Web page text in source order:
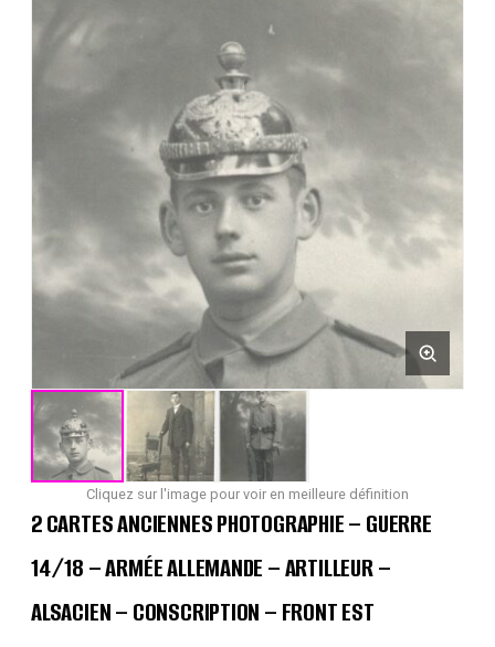
Cliquez sur l'image pour voir en meilleure définition
2 CARTES ANCIENNES PHOTOGRAPHIE – GUERRE
14/18 – ARMÉE ALLEMANDE – ARTILLEUR –
ALSACIEN – CONSCRIPTION – FRONT EST